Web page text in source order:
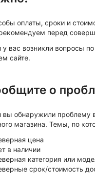
оплаты, сроки и
перед
у вас возникли вопросы
сайте.
о
вы обнаружили проблему
магазина. Темы, по
цена
в наличии
категория или
срок/стоимость